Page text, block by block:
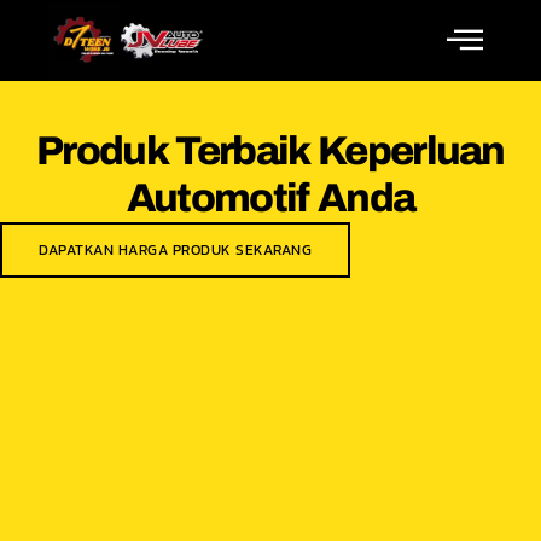
Produk Terbaik Keperluan
Automotif Anda
DAPATKAN HARGA PRODUK SEKARANG